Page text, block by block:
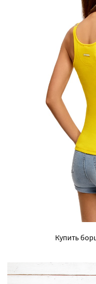
Купить